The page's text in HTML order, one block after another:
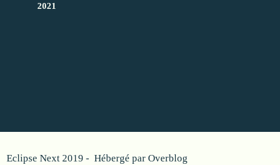
2021
Eclipse Next 2019 - Hébergé par Overblog